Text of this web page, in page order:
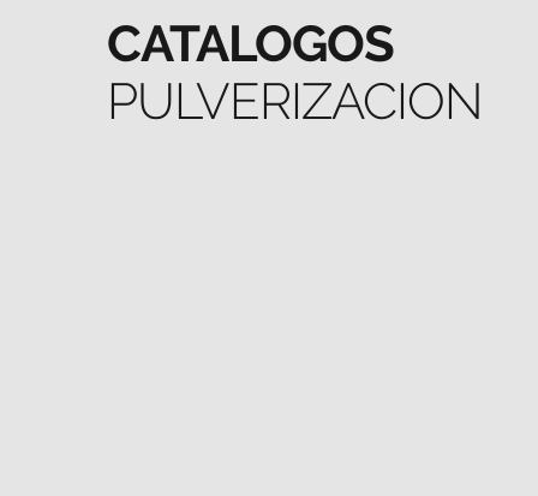
CATALOGOS
PULVERIZACION